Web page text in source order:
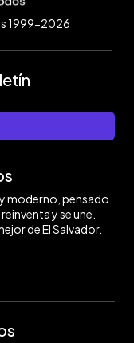
1999-2026
moderno, pensado
y se une.
de El Salvador.